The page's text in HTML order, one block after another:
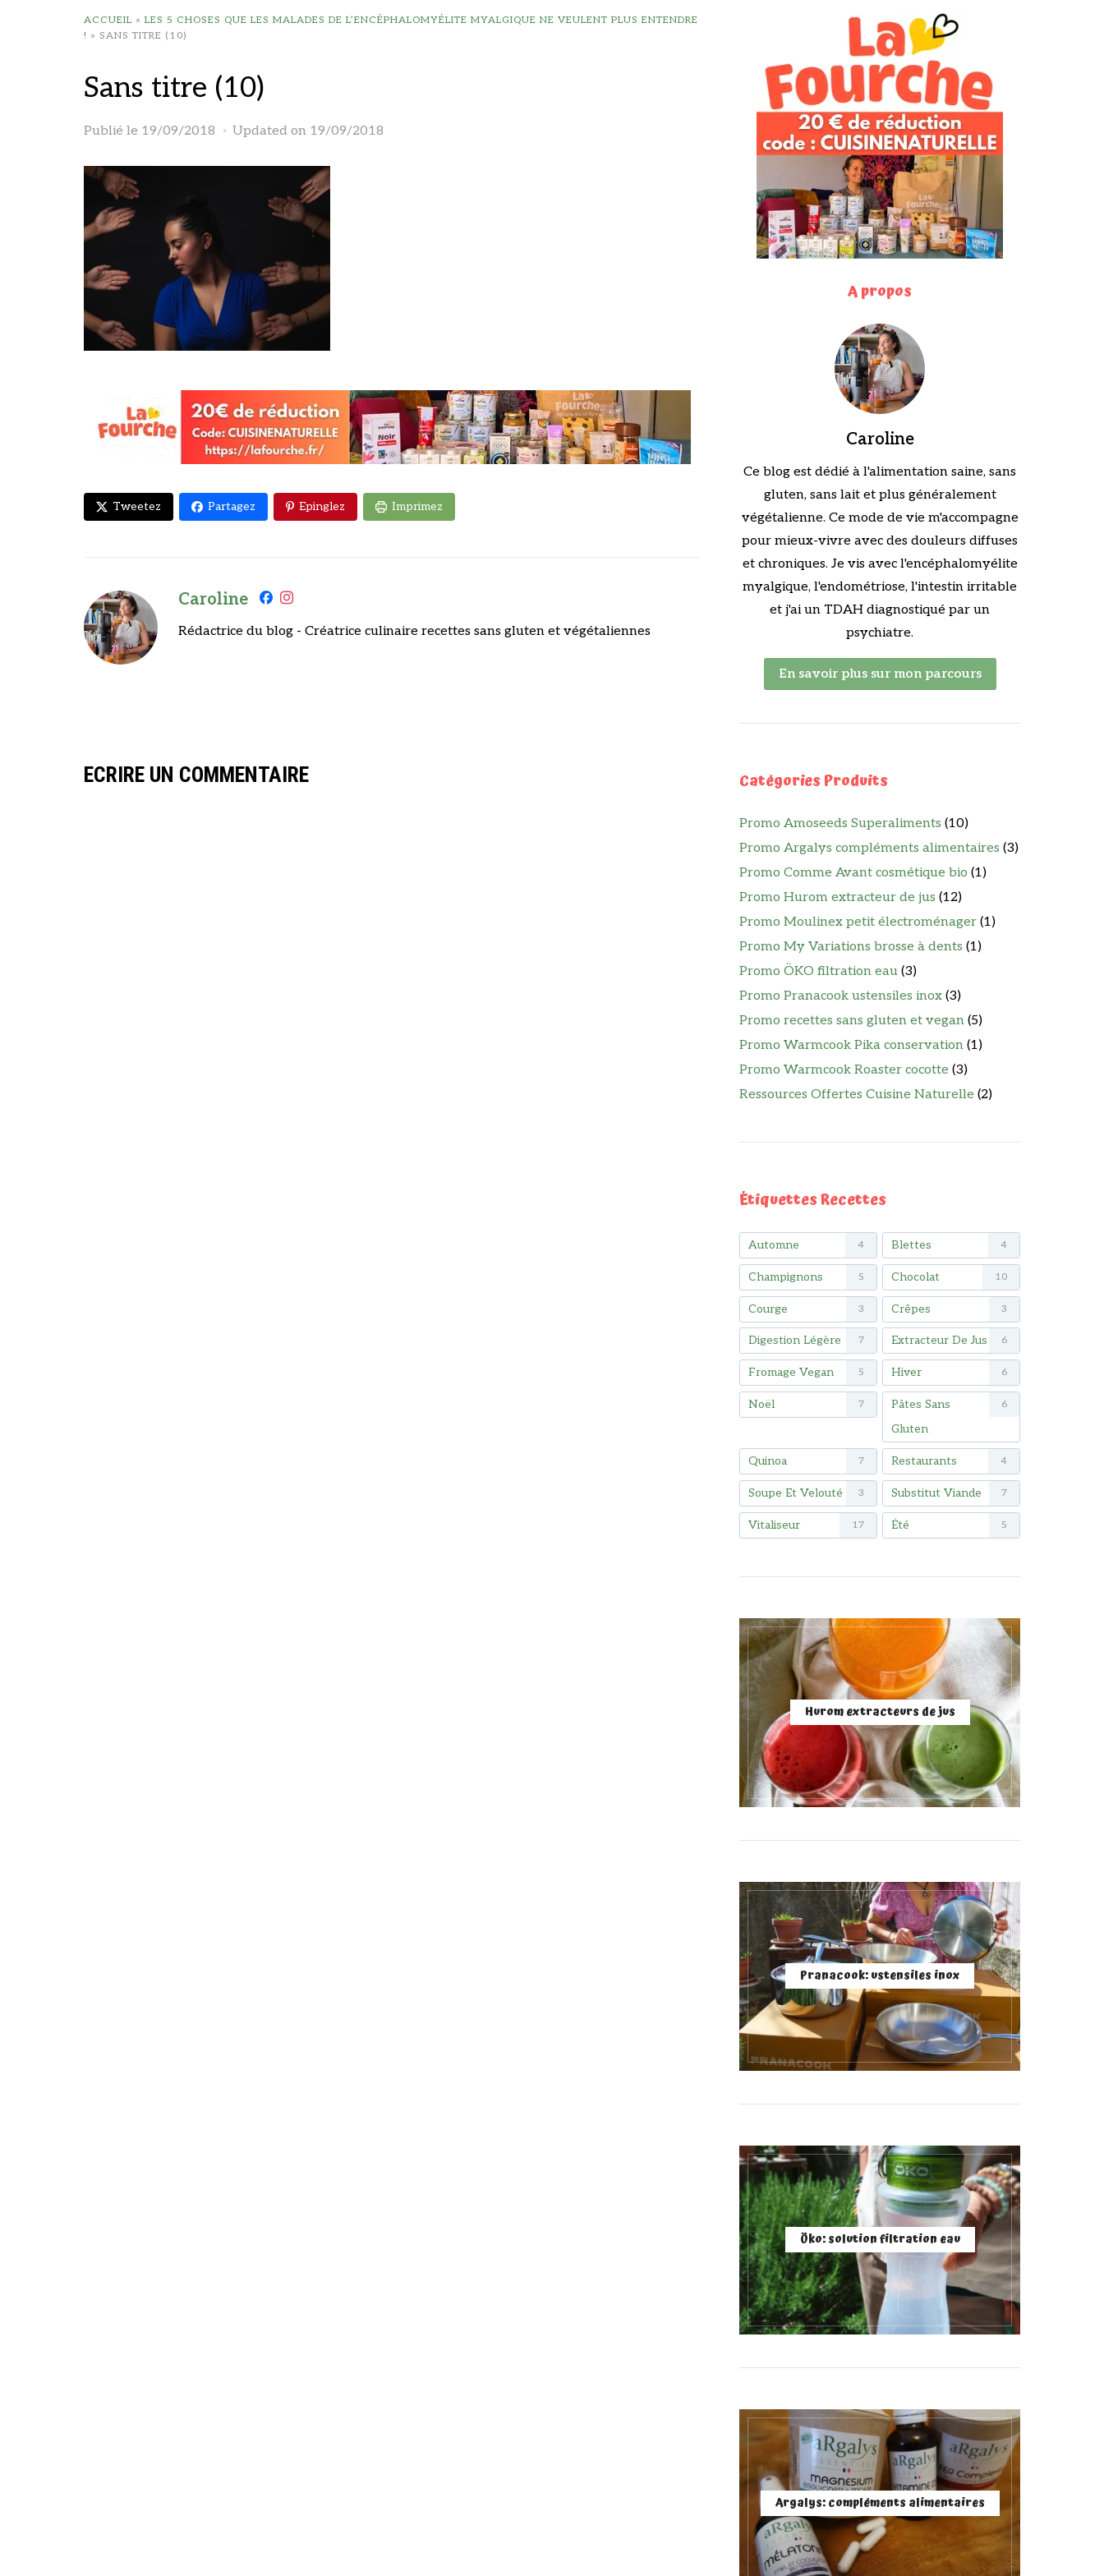
ACCUEIL » LES 5 CHOSES QUE LES MALADES DE L’ENCÉPHALOMYÉLITE MYALGIQUE NE VEULENT PLUS ENTENDRE
! » SANS TITRE (10)
Sans titre (10)
Publié le 19/09/2018 Updated on 19/09/2018
Tweetez Partagez Epinglez Imprimez
Caroline
Rédactrice du blog - Créatrice culinaire recettes sans gluten et végétaliennes
ECRIRE UN COMMENTAIRE
A propos
Caroline
Ce blog est dédié à l'alimentation saine, sans
gluten, sans lait et plus généralement
végétalienne. Ce mode de vie m'accompagne
pour mieux-vivre avec des douleurs diffuses
et chroniques. Je vis avec l'encéphalomyélite
myalgique, l'endométriose, l'intestin irritable
et j'ai un TDAH diagnostiqué par un
psychiatre.
En savoir plus sur mon parcours
Catégories Produits
Promo Amoseeds Superaliments (10)
Promo Argalys compléments alimentaires (3)
Promo Comme Avant cosmétique bio (1)
Promo Hurom extracteur de jus (12)
Promo Moulinex petit électroménager (1)
Promo My Variations brosse à dents (1)
Promo ÖKO filtration eau (3)
Promo Pranacook ustensiles inox (3)
Promo recettes sans gluten et vegan (5)
Promo Warmcook Pika conservation (1)
Promo Warmcook Roaster cocotte (3)
Ressources Offertes Cuisine Naturelle (2)
Étiquettes Recettes
Automne 4 Blettes 4
Champignons 5 Chocolat 10
Courge 3 Crêpes 3
Digestion Légère 7 Extracteur De Jus 6
Fromage Vegan 5 Hiver 6
Noël 7
Pâtes Sans
Gluten
6
Quinoa 7 Restaurants 4
Soupe Et Velouté 3 Substitut Viande 7
Vitaliseur 17 Été 5
Hurom extracteurs de jus
Pranacook: ustensiles inox
Öko: solution filtration eau
Argalys: compléments alimentaires